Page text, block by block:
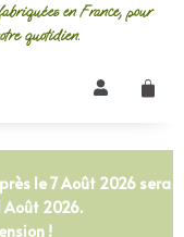
en France, pour
quotidien.
le 7 Août 2026 sera
Août 2026.
!